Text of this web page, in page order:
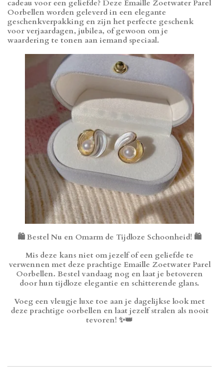
cadeau voor een geliefde? Deze Emaille Zoetwater Parel
Oorbellen worden geleverd in een elegante
geschenkverpakking en zijn het perfecte geschenk
voor verjaardagen, jubilea, of gewoon om je
waardering te tonen aan iemand speciaal.
🛍️ Bestel Nu en Omarm de Tijdloze Schoonheid! 🛍️
Mis deze kans niet om jezelf of een geliefde te
verwennen met deze prachtige Emaille Zoetwater Parel
Oorbellen. Bestel vandaag nog en laat je betoveren
door hun tijdloze elegantie en schitterende glans.
Voeg een vleugje luxe toe aan je dagelijkse look met
deze prachtige oorbellen en laat jezelf stralen als nooit
tevoren! ✨👑